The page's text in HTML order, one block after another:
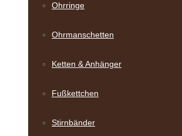
Ohrringe
Ohrmanschetten
Ketten & Anhänger
Fußkettchen
Stirnbänder